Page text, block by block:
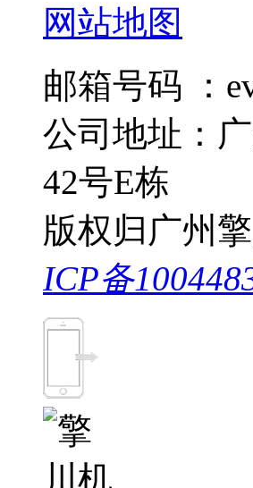
网站地图
邮箱号码 ：
公司地址：
42号E栋
版权归广州
ICP备